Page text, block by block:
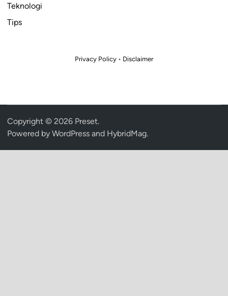
Teknologi
Tips
Privacy Policy • Disclaimer
Copyright © 2026 Preset.
Powered by WordPress and HybridMag.